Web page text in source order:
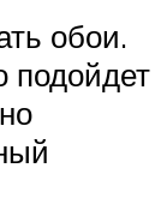
обои.
подойдет